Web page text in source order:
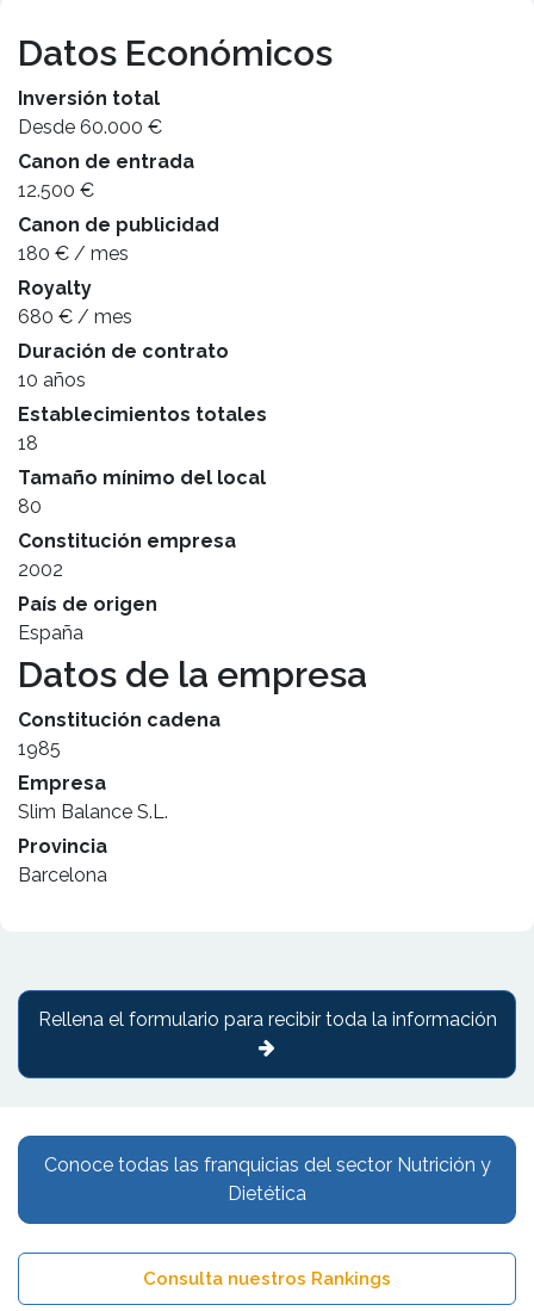
Datos Económicos
Inversión total
Desde 60.000 €
Canon de entrada
12.500 €
Canon de publicidad
180 € / mes
Royalty
680 € / mes
Duración de contrato
10 años
Establecimientos totales
18
Tamaño mínimo del local
80
Constitución empresa
2002
País de origen
España
Datos de la empresa
Constitución cadena
1985
Empresa
Slim Balance S.L.
Provincia
Barcelona
Conoce todas las franquicias del sector Nutrición y
Dietética
Consulta nuestros Rankings